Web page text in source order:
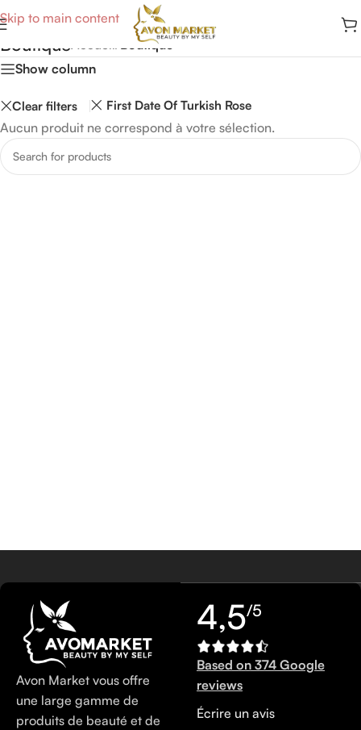
Skip to main content
Boutique
Boutique
Show column
Clear filters First Date Of Turkish Rose
Aucun produit ne correspond à votre sélection.
Avon Market vous offre
une large gamme de
produits de beauté et de
4,5/5
Based on 374 Google
reviews
Écrire un avis